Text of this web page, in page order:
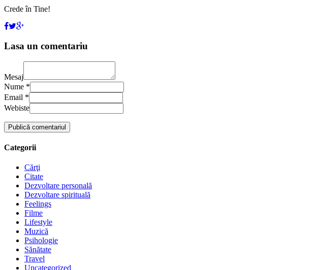
Crede în Tine!
Lasa un comentariu
Mesaj
Nume *
Email *
Webiste
Categorii
Cărţi
Citate
Dezvoltare personală
Dezvoltare spirituală
Feelings
Filme
Lifestyle
Muzică
Psihologie
Sănătate
Travel
Uncategorized